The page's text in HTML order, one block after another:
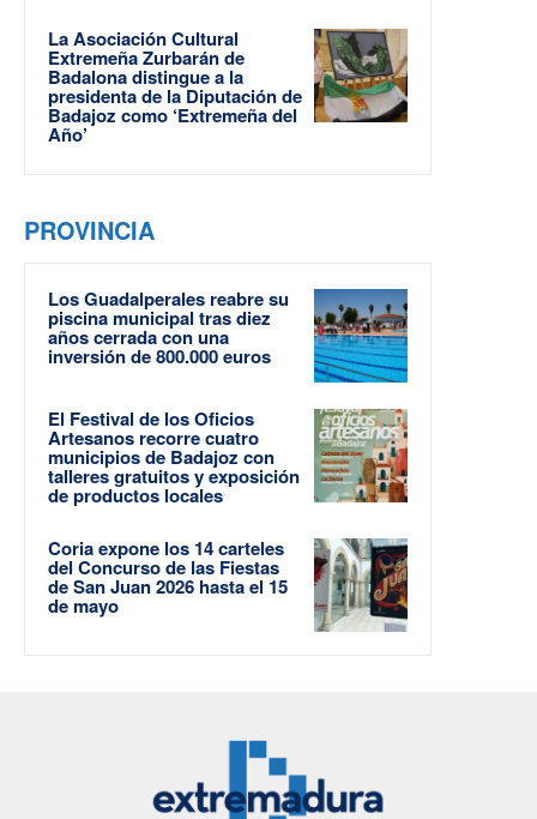
La Asociación Cultural
Extremeña Zurbarán de
Badalona distingue a la
presidenta de la Diputación de
Badajoz como ‘Extremeña del
Año’
PROVINCIA
Los Guadalperales reabre su
piscina municipal tras diez
años cerrada con una
inversión de 800.000 euros
El Festival de los Oficios
Artesanos recorre cuatro
municipios de Badajoz con
talleres gratuitos y exposición
de productos locales
Coria expone los 14 carteles
del Concurso de las Fiestas
de San Juan 2026 hasta el 15
de mayo